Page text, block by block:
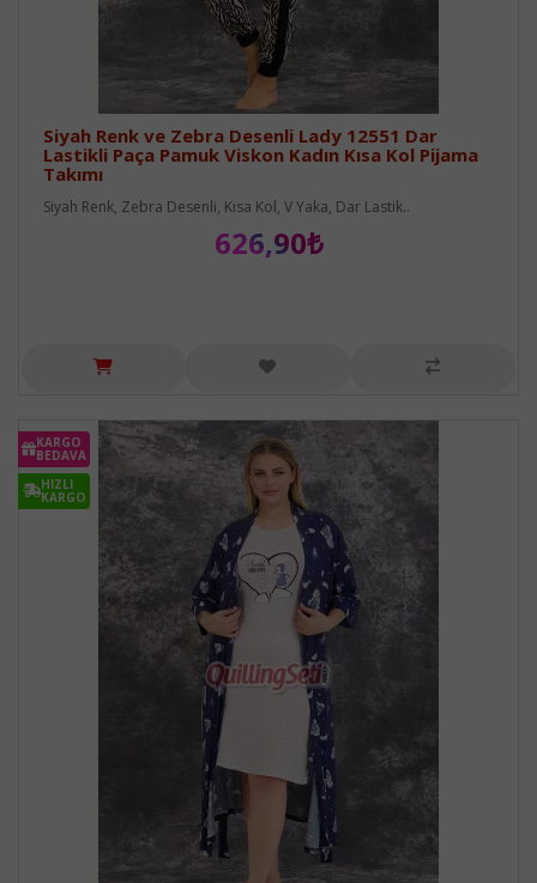
Siyah Renk ve Zebra Desenli Lady 12551 Dar
Lastikli Paça Pamuk Viskon Kadın Kısa Kol Pijama
Takımı
Siyah Renk, Zebra Desenli, Kısa Kol, V Yaka, Dar Lastik..
626,90₺
KARGO
BEDAVA
HIZLI
KARGO